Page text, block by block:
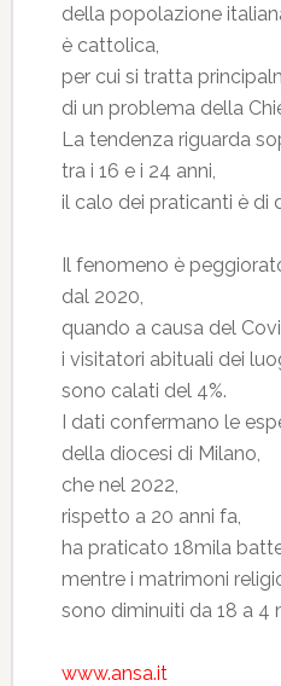
della popolazione
è cattolica,
per cui si tratta
di un problema della
La tendenza riguarda
tra i 16 e i 24 anni,
il calo dei praticanti è di
Il fenomeno è
dal 2020,
quando a causa del
i visitatori abituali dei
sono calati del 4%.
I dati confermano le
della diocesi di Milano,
che nel 2022,
rispetto a 20 anni fa,
ha praticato 18mila
mentre i matrimoni
sono diminuiti da 18 a 4
www.ansa.it